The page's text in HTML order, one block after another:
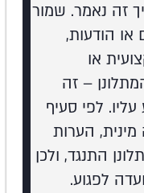
זה נאמר. שמור
או הודעות,
או
– זה
לפי סעיף
מינית, הערות
התנגד, ולכן
לפגוע.